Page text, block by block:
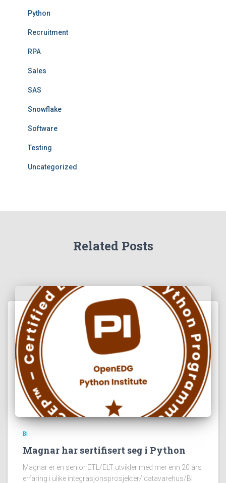
Python
Recruitment
RPA
Sales
SAS
Snowflake
Software
Testing
Uncategorized
Related Posts
BI
Magnar har sertifisert seg i Python
Magnar er en senior ETL/ELT utvikler med mer enn 20 års
erfaring i ulike integrasjonsprosjekter/ datavarehus/BI